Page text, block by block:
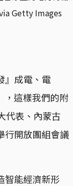
Getty Images
』成電、電
，這樣我們的附
代表、內蒙古
行開放團組會議
智能經濟新形